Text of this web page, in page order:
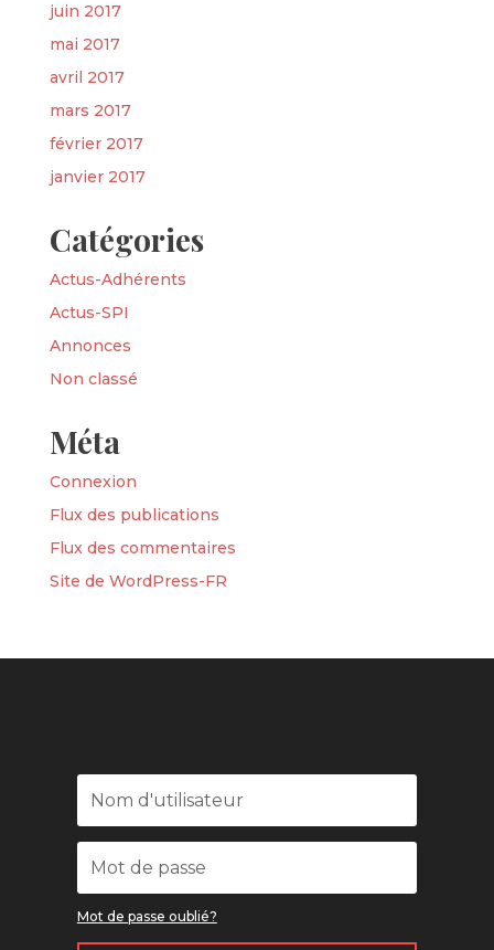
juin 2017
mai 2017
avril 2017
mars 2017
février 2017
janvier 2017
Catégories
Actus-Adhérents
Actus-SPI
Annonces
Non classé
Méta
Connexion
Flux des publications
Flux des commentaires
Site de WordPress-FR
Mot de passe oublié?